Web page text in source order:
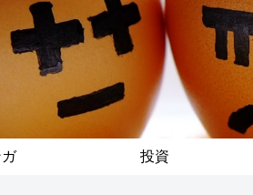
投資